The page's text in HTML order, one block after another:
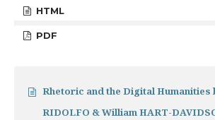
HTML
PDF
Rhetoric and the Digital Humanities
RIDOLFO & William HART-